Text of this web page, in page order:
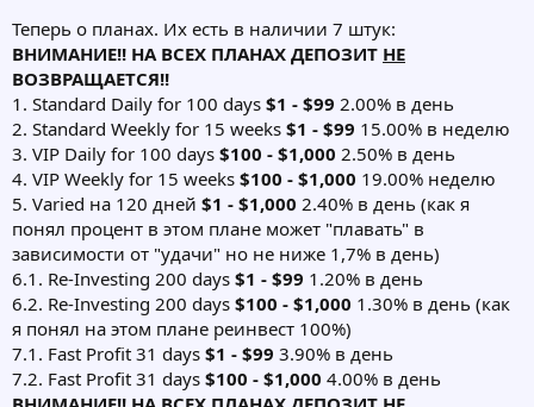
Теперь о планах. Их есть в наличии 7 штук:
ВНИМАНИЕ!! НА ВСЕХ ПЛАНАХ ДЕПОЗИТ НЕ
ВОЗВРАЩАЕТСЯ!!
1. Standard Daily for 100 days $1 - $99 2.00% в день
2. Standard Weekly for 15 weeks $1 - $99 15.00% в неделю
3. VIP Daily for 100 days $100 - $1,000 2.50% в день
4. VIP Weekly for 15 weeks $100 - $1,000 19.00% неделю
5. Varied на 120 дней $1 - $1,000 2.40% в день (как я
понял процент в этом плане может "плавать" в
зависимости от "удачи" но не ниже 1,7% в день)
6.1. Re-Investing 200 days $1 - $99 1.20% в день
6.2. Re-Investing 200 days $100 - $1,000 1.30% в день (как
я понял на этом плане реинвест 100%)
7.1. Fast Profit 31 days $1 - $99 3.90% в день
7.2. Fast Profit 31 days $100 - $1,000 4.00% в день